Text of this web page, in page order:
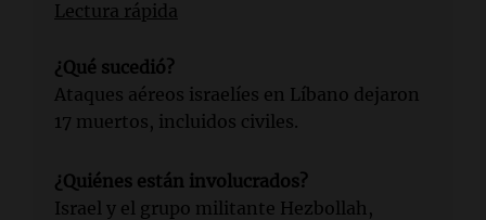
Lectura rápida
¿Qué sucedió?
Ataques aéreos israelíes en Líbano dejaron
17 muertos, incluidos civiles.
¿Quiénes están involucrados?
Israel y el grupo militante Hezbollah,